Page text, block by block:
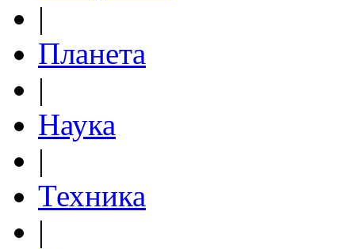
|
Планета
|
Наука
|
Техника
|